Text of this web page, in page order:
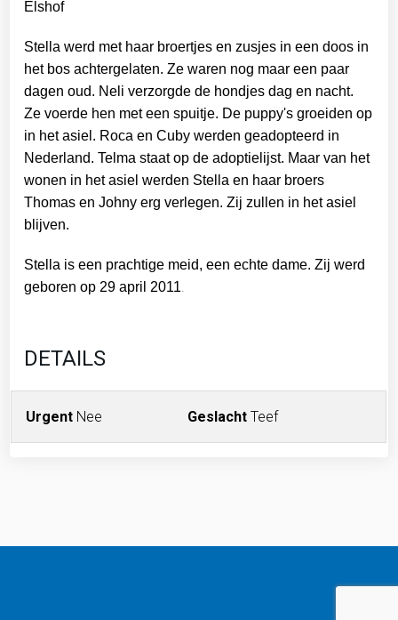
Elshof
Stella werd met haar broertjes en zusjes in een doos in
het bos achtergelaten. Ze waren nog maar een paar
dagen oud. Neli verzorgde de hondjes dag en nacht.
Ze voerde hen met een spuitje. De puppy's groeiden op
in het asiel. Roca en Cuby werden geadopteerd in
Nederland. Telma staat op de adoptielijst. Maar van het
wonen in het asiel werden Stella en haar broers
Thomas en Johny erg verlegen. Zij zullen in het asiel
blijven.
Stella is een prachtige meid, een echte dame. Zij werd
geboren op 29 april 2011.
DETAILS
Urgent Nee Geslacht Teef